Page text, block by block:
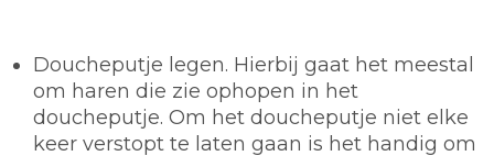
Doucheputje legen. Hierbij gaat het meestal
om haren die zie ophopen in het
doucheputje. Om het doucheputje niet elke
keer verstopt te laten gaan is het handig om